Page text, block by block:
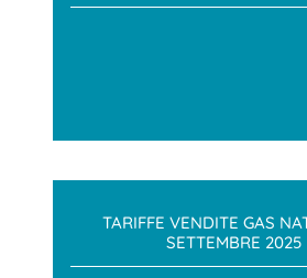
TARIFFE VENDITE GAS
SETTEMBRE 2025